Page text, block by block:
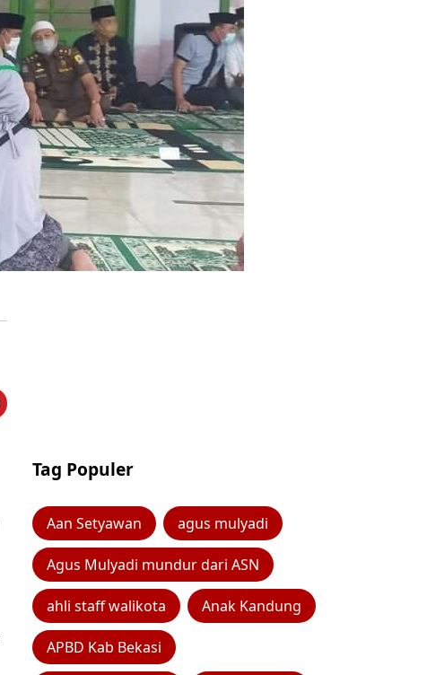
Tag Populer
Aan Setyawan agus mulyadi
Agus Mulyadi mundur dari ASN
ahli staff walikota Anak Kandung
APBD Kab Bekasi